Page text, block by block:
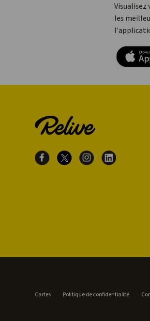
les
Cartes Politique de confidentialité